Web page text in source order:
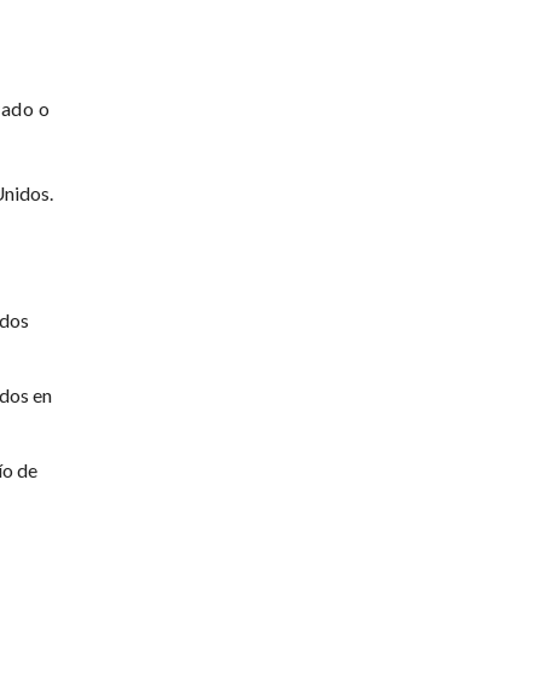
o
en
de